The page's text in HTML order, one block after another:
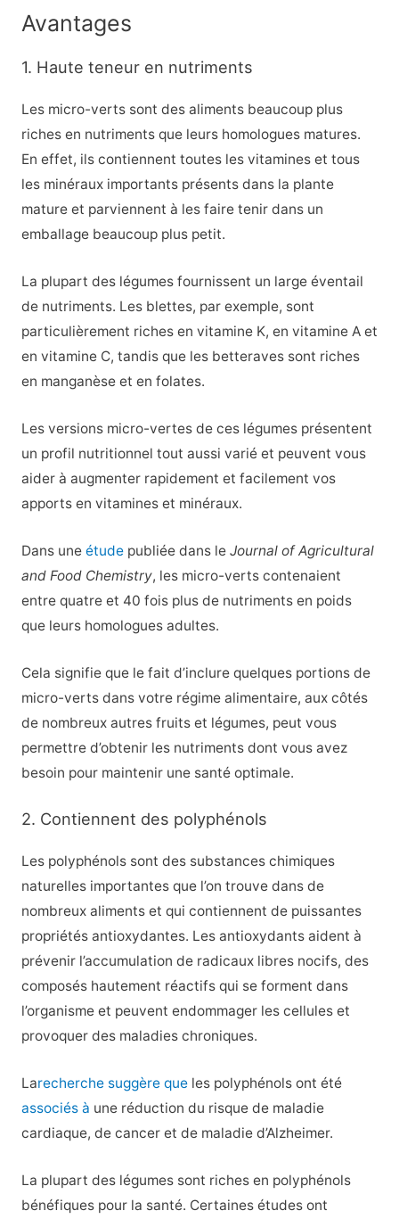
Avantages
1. Haute teneur en nutriments
Les micro-verts sont des aliments beaucoup plus
riches en nutriments que leurs homologues matures.
En effet, ils contiennent toutes les vitamines et tous
les minéraux importants présents dans la plante
mature et parviennent à les faire tenir dans un
emballage beaucoup plus petit.
La plupart des légumes fournissent un large éventail
de nutriments. Les blettes, par exemple, sont
particulièrement riches en vitamine K, en vitamine A et
en vitamine C, tandis que les betteraves sont riches
en manganèse et en folates.
Les versions micro-vertes de ces légumes présentent
un profil nutritionnel tout aussi varié et peuvent vous
aider à augmenter rapidement et facilement vos
apports en vitamines et minéraux.
Dans une étudepubliée dans le Journal of Agricultural
and Food Chemistry, les micro-verts contenaient
entre quatre et 40 fois plus de nutriments en poids
que leurs homologues adultes.
Cela signifie que le fait d’inclure quelques portions de
micro-verts dans votre régime alimentaire, aux côtés
de nombreux autres fruits et légumes, peut vous
permettre d’obtenir les nutriments dont vous avez
besoin pour maintenir une santé optimale.
2. Contiennent des polyphénols
Les polyphénols sont des substances chimiques
naturelles importantes que l’on trouve dans de
nombreux aliments et qui contiennent de puissantes
propriétés antioxydantes. Les antioxydants aident à
prévenir l’accumulation de radicaux libres nocifs, des
composés hautement réactifs qui se forment dans
l’organisme et peuvent endommager les cellules et
provoquer des maladies chroniques.
Larecherche suggère queles polyphénols ont été
associés à une réduction du risque de maladie
cardiaque, de cancer et de maladie d’Alzheimer.
La plupart des légumes sont riches en polyphénols
bénéfiques pour la santé. Certaines études ont